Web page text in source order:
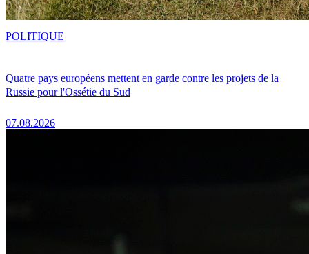
Quatre pays européens mettent en garde contre les projets de la
Russie pour l'Ossétie du Sud
07.08.2026
POLITIQUE